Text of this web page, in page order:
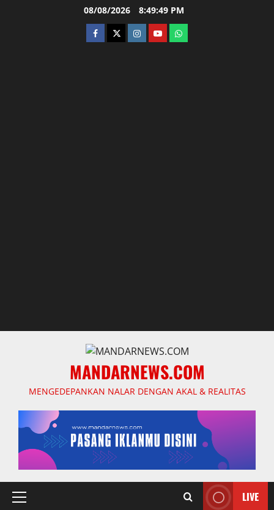
08/08/2026 8:49:50 PM
facebooktwitterinstagram.com
youtubewhatsapp
MANDARNEWS.COM
MENGEDEPANKAN NALAR DENGAN AKAL & REALITAS
Primary
LIVE